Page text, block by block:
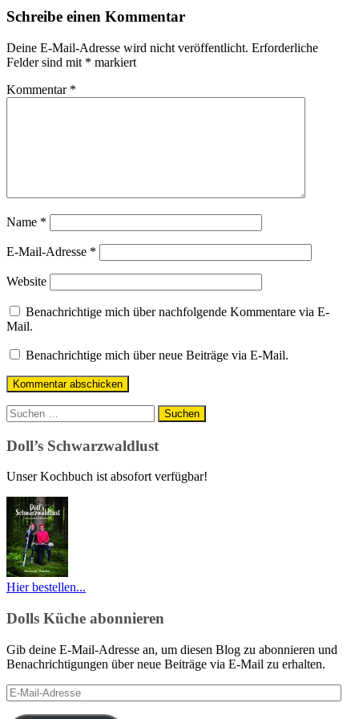
geöffnet)geöffnet)geöffnet)senden
(Wird
neuem
Fenster
Schreibe einen Kommentar
Deine E-Mail-Adresse wird nicht veröffentlicht. Erforderliche
Felder sind mit * markiert
Kommentar *
Name *
E-Mail-Adresse *
Website
Benachrichtige mich über nachfolgende Kommentare via E-
Mail.
Benachrichtige mich über neue Beiträge via E-Mail.
Suchen
nach:
Doll’s Schwarzwaldlust
Unser Kochbuch ist absofort verfügbar!
Hier bestellen...
Dolls Küche abonnieren
Gib deine E-Mail-Adresse an, um diesen Blog zu abonnieren und
Benachrichtigungen über neue Beiträge via E-Mail zu erhalten.
E-
Mail-